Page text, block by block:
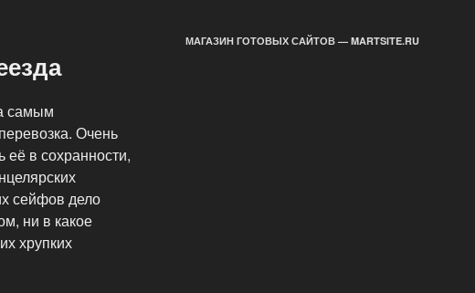
самым
Очень
её в сохранности,
сейфов дело
ни в какое
хрупких
МАГАЗИН ГОТОВЫХ САЙТОВ — MARTSITE.RU